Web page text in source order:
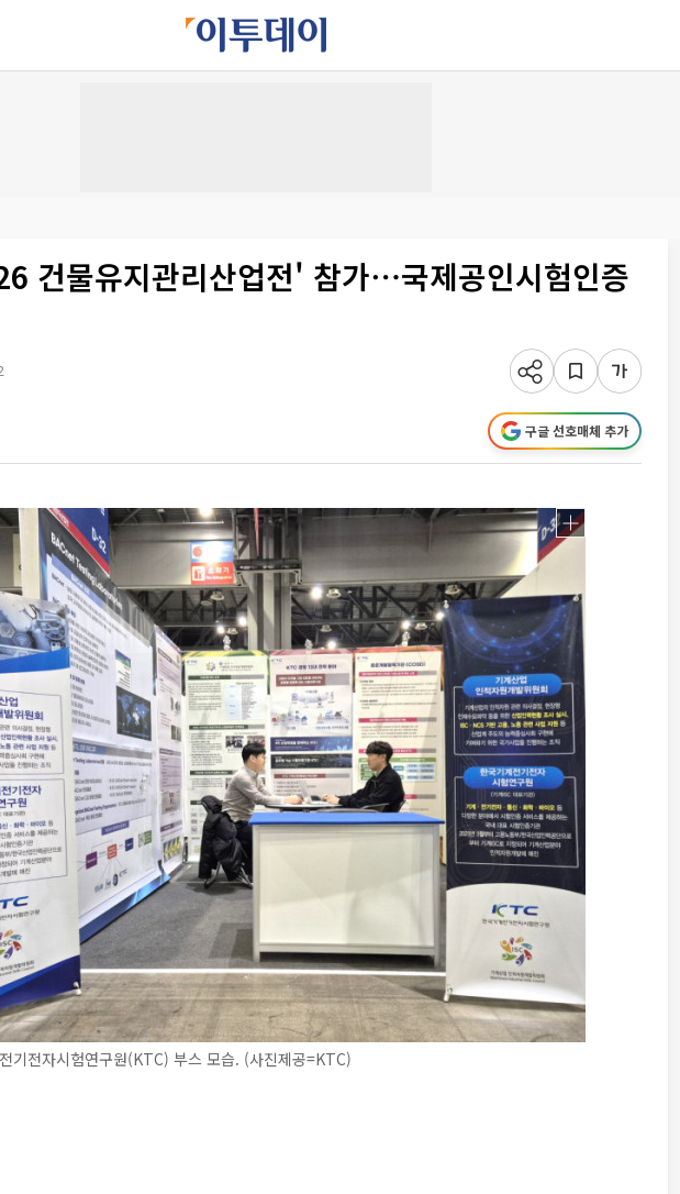
건물유지관리산업전' 참가⋯국제공인시험인증
구글 선호매체 추가
기전자시험연구원(KTC) 부스 모습. (사진제공=KTC)